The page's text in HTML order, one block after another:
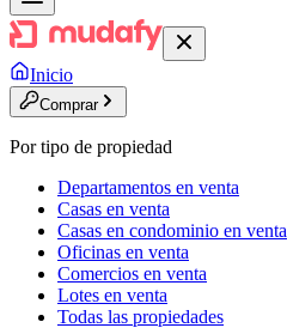
Inicio
Comprar
Por tipo de propiedad
Departamentos en venta
Casas en venta
Casas en condominio en venta
Oficinas en venta
Comercios en venta
Lotes en venta
Todas las propiedades